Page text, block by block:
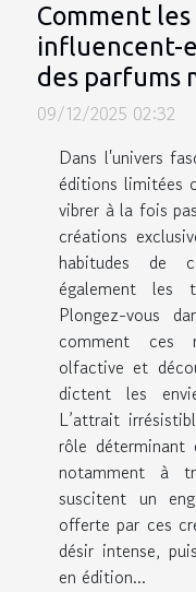
Comment
influencent-
des parfums
09/12/2025 02:32
Dans l'univers
éditions limitées
vibrer à la fois
créations
habitudes de
également les
Plongez-vous
comment ces
olfactive et
dictent les
L’attrait
rôle déterminant
notamment à
suscitent un
offerte par ces
désir intense,
en édition...